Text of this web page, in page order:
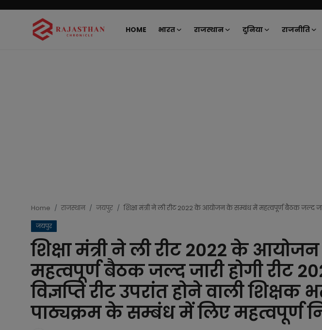
HOME भारत राजस्थान दुनिया राजनीति
लाइफस्टाइल
बिजनेस
समाज-संस्कृति
टेक्नॉलजी
प्रेरणादायक कहानियां
Home राजस्थान जयपुर शिक्षा मंत्री ने ली रीट 2022 के आयोजन के सम्बंध में महत्वपूर्ण बैठक जल्द जारी
जयपुर
शिक्षा मंत्री ने ली रीट 2022 के
महत्वपूर्ण बैठक जल्द जारी होगी रीट
विज्ञप्ति रीट उपरांत होने वाली शिक्षक
पाठ्यक्रम के सम्बंध में लिए महत्वपूर्ण